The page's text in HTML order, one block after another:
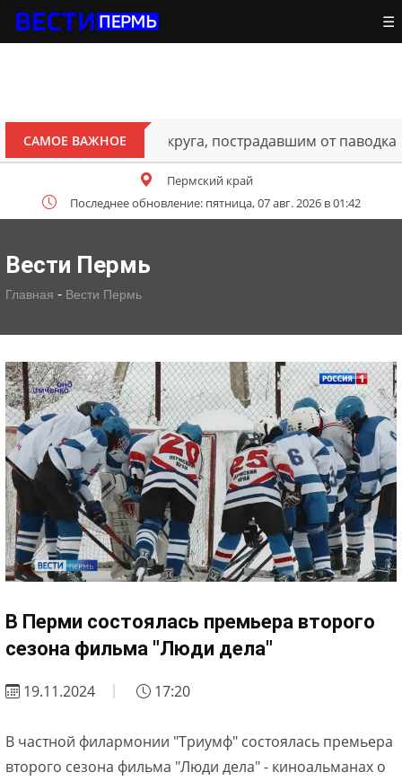
☰
САМОЕ ВАЖНОЕ
Октябрьского округа, пострадавшим от паводка
Пермский край
Последнее обновление: пятница, 07 авг. 2026 в 01:42
Вести Пермь
Главная - Вести Пермь
В Перми состоялась премьера второго
сезона фильма "Люди дела"
19.11.2024 17:20
В частной филармонии "Триумф" состоялась премьера
второго сезона фильма "Люди дела" - киноальманах о